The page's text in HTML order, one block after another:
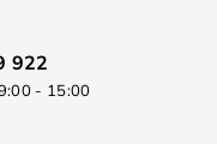
922
- 15:00